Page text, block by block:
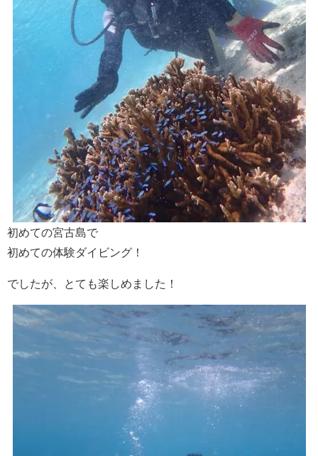
初めての宮古島で
初めての体験ダイビング！
でしたが、とても楽しめました！